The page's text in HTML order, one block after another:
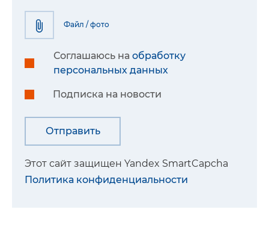
Файл / фото
Соглашаюсь на обработку
персональных данных
Подписка на новости
Этот сайт защищен Yandex SmartCapcha
Политика конфиденциальности